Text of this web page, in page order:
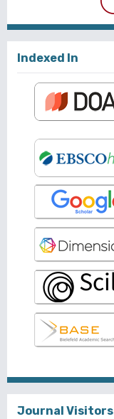
Indexed In
Journal Visitors